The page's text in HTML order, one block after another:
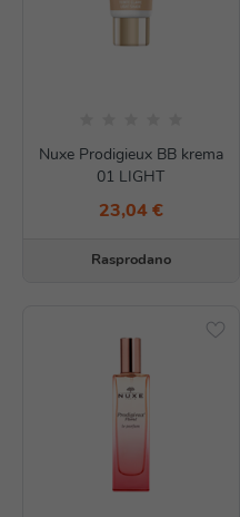
Nuxe Prodigieux BB krema
01 LIGHT
23,04 €
Rasprodano